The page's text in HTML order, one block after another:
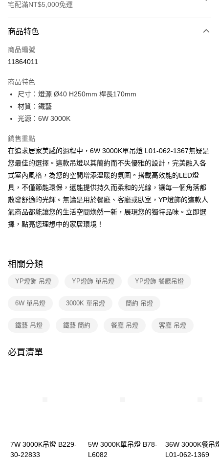
宅配滿NT$5,000免運
信用卡一次付款
LINE Pay
街口支付
悠遊付
全盈+PAY
AFTEE先享後付
相關說明
【關於「AFTEE先享後付」】
AFTEE先享後付是「在收到商品之後才付款」的支付方式。 讓您購物簡單
便利好安心！
１．簡單：不需註冊會員、不需綁卡、不需儲值。
２．便利：只要手機號碼，簡訊認證，即可結帳。
結帳頁面，進行簡訊認證並確認金額後，即可完成結帳。
３．收到繳費通知簡訊後14天內，點擊此簡訊中的連結，可透過四大超商／
※ 請注意：結帳手續完成當下不需立刻繳費，但若您需要取消訂單，請聯絡
※ 交易是否成功請以「AFTEE先享後付 」之結帳頁面顯示為準，若有關於
４．使用「AFTEE先享後付」時，將依據個別帳號之用戶狀況，依本公司即
時審查核予不同之上限額度；若仍有額度不足之情形，本公司將視審查結果
商品特色
商品編號
11864011
商品特色
尺寸：燈源 Ø40 H250mm 桿長170mm
材質：鐵藝
光源：6W 3000K
銷售重點
在追求居家美感的過程中，6W 3000K單吊燈 L01-062-1367無疑是
您最佳的選擇。這款吊燈以其簡約而不失優雅的設計，完美融入各
式室內風格，為您的空間增添溫暖的氛圍。搭載高效能的LED燈
具，不僅節能環保，還能提供持久而柔和的光線，讓每一個角落都
散發舒適的光輝。無論是用於餐廳、客廳或臥室，YP燈飾的這款人
氣商品都能讓您的生活空間煥然一新，展現您的獨特品味。立即選
擇，點亮您理想中的家居環境！
相關分類
YP燈飾 吊燈 YP燈飾 單吊燈 YP燈飾 餐廳吊燈
6W 單吊燈 3000K 單吊燈 簡約 吊燈
鐵藝 吊燈 鐵藝 簡約 餐廳 吊燈 客廳 吊燈
必買清單
7W 3000K吊燈 B229-
30-22833
5W 3000K單吊燈 B78-
L6082
36W 3000K餐吊
L01-062-1369